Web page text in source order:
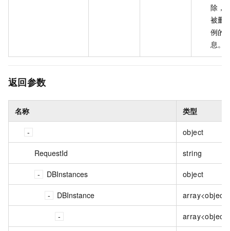
除，
被删
例的
息。
返回参数
名称 类型
object
RequestId string
DBInstances object
DBInstance array<object>
array<object>